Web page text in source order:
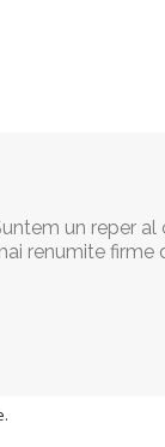
un reper
renumite firme